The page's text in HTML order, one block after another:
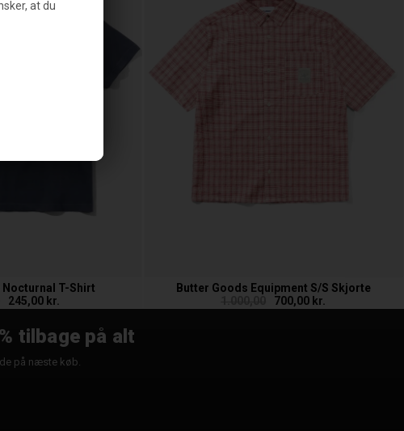
at du
T-Shirt
245,00 kr.
Butter Goods Equipment S/S Skjorte
700,00 kr.
tilbage på alt
på næste køb.